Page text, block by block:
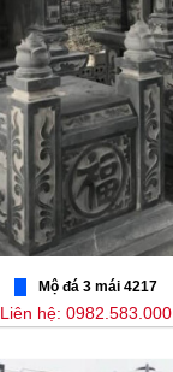
Mộ đá 3 mái 4217
Liên hệ: 0982.583.000